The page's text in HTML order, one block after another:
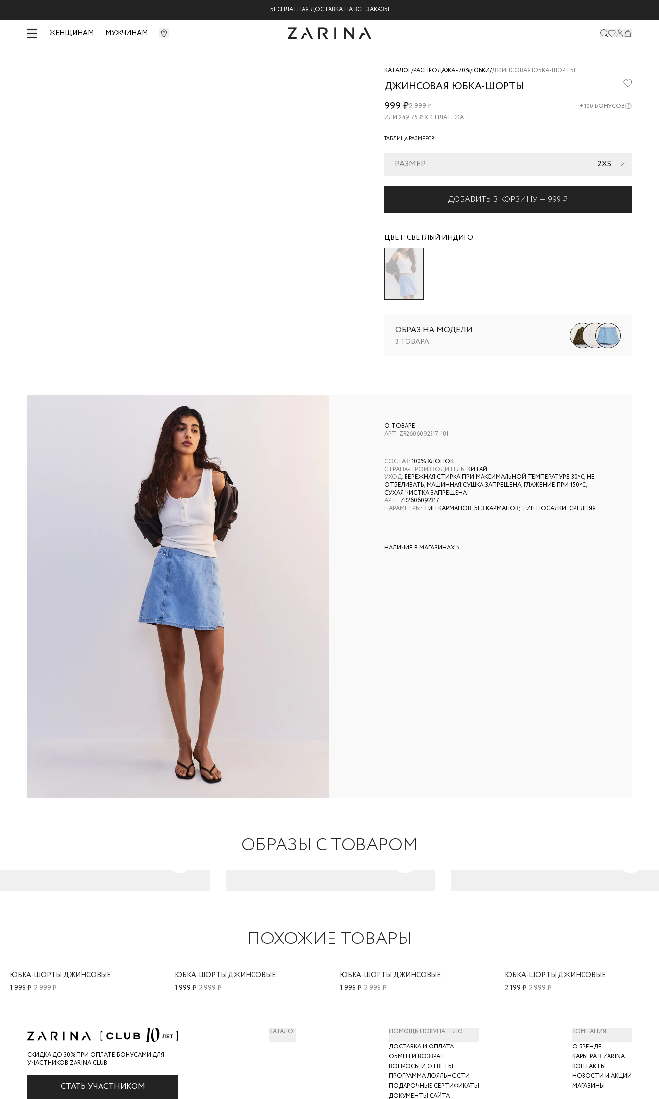
БЕСПЛАТНАЯ ДОСТАВКА НА ВСЕ ЗАКАЗЫ
ЖЕНЩИНАМ МУЖЧИНАМ
КАТАЛОГ/РАСПРОДАЖА -70%/ЮБКИ/ДЖИНСОВАЯ ЮБКА-ШОРТЫ
ДЖИНСОВАЯ ЮБКА-ШОРТЫ
ZR2606092317-
101
999 ₽2 999 ₽ +100 БОНУСОВ
ИЛИ 249.75 ₽ Х 4 ПЛАТЕЖА
ТАБЛИЦА РАЗМЕРОВ
РАЗМЕР 2XS
ДОБАВИТЬ В КОРЗИНУ — 999 ₽
ЦВЕТ: СВЕТЛЫЙ ИНДИГО
ОБРАЗ НА МОДЕЛИ
3 ТОВАРА
О ТОВАРЕ
АРТ: ZR2606092317-101
СОСТАВ: 100% ХЛОПОК
СТРАНА-ПРОИЗВОДИТЕЛЬ: КИТАЙ
УХОД: БЕРЕЖНАЯ СТИРКА ПРИ МАКСИМАЛЬНОЙ ТЕМПЕРАТУРЕ 30ºС, НЕ
ОТБЕЛИВАТЬ, МАШИННАЯ СУШКА ЗАПРЕЩЕНА, ГЛАЖЕНИЕ ПРИ 150ºС,
СУХАЯ ЧИСТКА ЗАПРЕЩЕНА
АРТ.: ZR2606092317
ПАРАМЕТРЫ: ТИП КАРМАНОВ: БЕЗ КАРМАНОВ; ТИП ПОСАДКИ: СРЕДНЯЯ
НАЛИЧИЕ В МАГАЗИНАХ
ОБРАЗЫ С ТОВАРОМ
ПОХОЖИЕ ТОВАРЫ
ЮБКА-ШОРТЫ ДЖИНСОВЫЕ
2 999 ₽
1 999 ₽
ЮБКА-ШОРТЫ ДЖИНСОВЫЕ
2 999 ₽
1 999 ₽
ЮБКА-ШОРТЫ ДЖИНСОВЫЕ
2 999 ₽
1 999 ₽
ЮБКА-ШОРТЫ ДЖИНСОВЫЕ
2 999 ₽
2 199 ₽
СКИДКА ДО 30% ПРИ ОПЛАТЕ БОНУСАМИ ДЛЯ
УЧАСТНИКОВ ZARINA CLUB
СТАТЬ УЧАСТНИКОМ
КАТАЛОГ
ПОМОЩЬ ПОКУПАТЕЛЮ
ДОСТАВКА И ОПЛАТА
ОБМЕН И ВОЗВРАТ
ВОПРОСЫ И ОТВЕТЫ
ПРОГРАММА ЛОЯЛЬНОСТИ
ПОДАРОЧНЫЕ СЕРТИФИКАТЫ
ДОКУМЕНТЫ САЙТА
КОМПАНИЯ
О БРЕНДЕ
КАРЬЕРА В ZARINA
КОНТАКТЫ
НОВОСТИ И АКЦИИ
МАГАЗИНЫ